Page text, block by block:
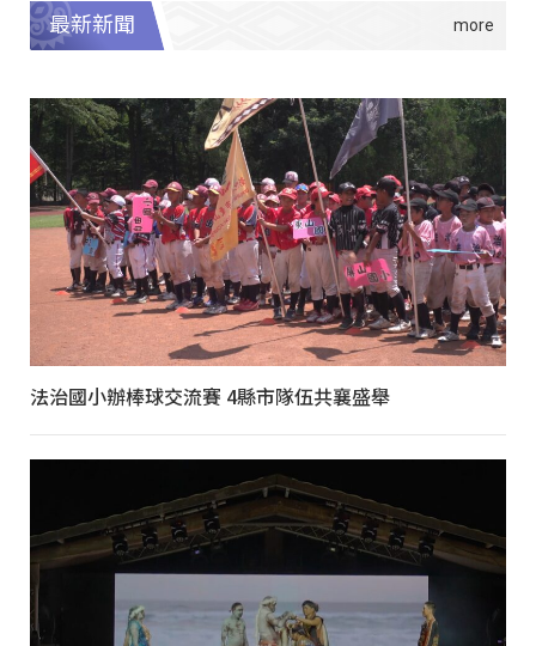
最新新聞
法治國小辦棒球交流賽 4縣市隊伍共襄盛舉